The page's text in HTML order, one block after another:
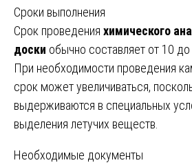
Сроки выполнения
Срок проведения химического
доски обычно составляет от 10
При необходимости проведения
срок может увеличиваться,
выдерживаются в специальных
выделения летучих веществ.
Необходимые документы